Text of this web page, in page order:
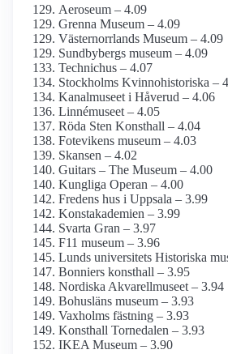
Aeroseum – 4.09
Grenna Museum – 4.09
Västernorrlands Museum – 4.09
Sundbybergs museum – 4.09
Technichus – 4.07
Stockholms Kvinnohistoriska –
Kanalmuseet i Håverud – 4.06
Linnémuseet – 4.05
Röda Sten Konsthall – 4.04
Fotevikens museum – 4.03
Skansen – 4.02
Guitars – The Museum – 4.00
Kungliga Operan – 4.00
Fredens hus i Uppsala – 3.99
Konst­akademien – 3.99
Svarta Gran – 3.97
F11 museum – 3.96
Lunds universitets Historiska
Bonniers konsthall – 3.95
Nordiska Akvarellmuseet – 3.94
Bohusläns museum – 3.93
Vaxholms fästning – 3.93
Konsthall Tornedalen – 3.93
IKEA Museum – 3.90